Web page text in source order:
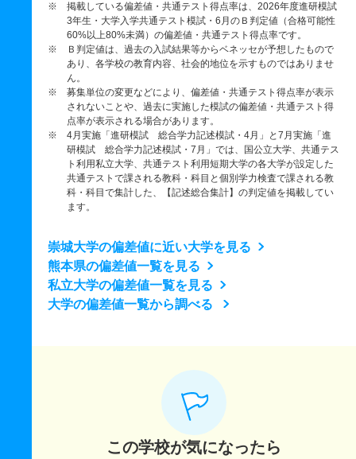
※ 掲載している偏差値・共通テスト得点率は、2026年度進研模試
3年生・大学入学共通テスト模試・6月のＢ判定値（合格可能性
60%以上80%未満）の偏差値・共通テスト得点率です。
※ Ｂ判定値は、過去の入試結果等からベネッセが予想したもので
あり、各学校の教育内容、社会的地位を示すものではありませ
ん。
※ 募集単位の変更などにより、偏差値・共通テスト得点率が表示
されないことや、過去に実施した模試の偏差値・共通テスト得
点率が表示される場合があります。
※ 4月実施「進研模試 総合学力記述模試・4月」と7月実施「進
研模試 総合学力記述模試・7月」では、国公立大学、共通テス
ト利用私立大学、共通テスト利用短期大学の各大学が設定した
共通テストで課される教科・科目と個別学力検査で課される教
科・科目で集計した、【記述総合集計】の判定値を掲載してい
ます。
崇城大学の偏差値に近い大学を見る
熊本県の偏差値一覧を見る
私立大学の偏差値一覧を見る
大学の偏差値一覧から調べる
この学校が気になったら